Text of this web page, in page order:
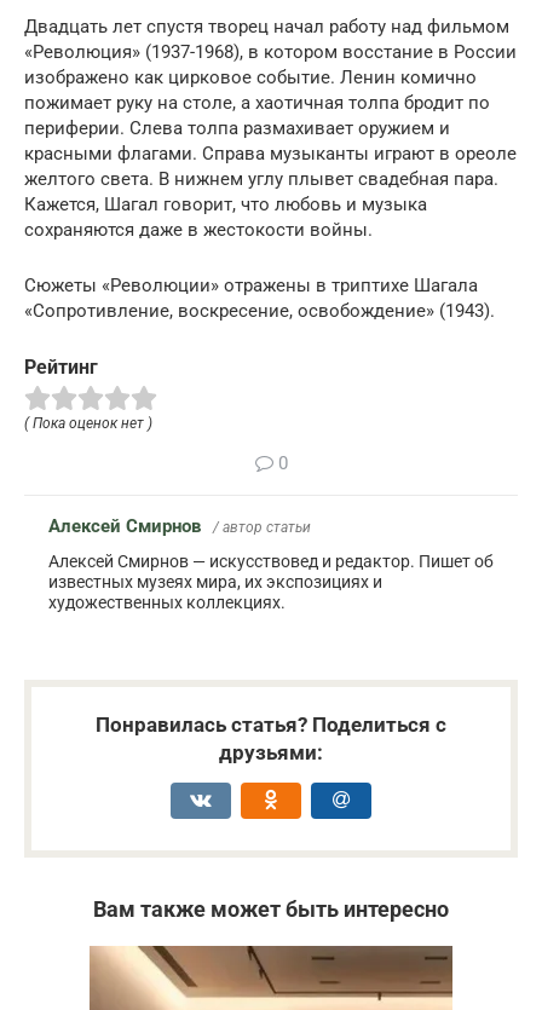
Двадцать лет спустя творец начал работу над фильмом
«Революция» (1937-1968), в котором восстание в России
изображено как цирковое событие. Ленин комично
пожимает руку на столе, а хаотичная толпа бродит по
периферии. Слева толпа размахивает оружием и
красными флагами. Справа музыканты играют в ореоле
желтого света. В нижнем углу плывет свадебная пара.
Кажется, Шагал говорит, что любовь и музыка
сохраняются даже в жестокости войны.
Сюжеты «Революции» отражены в триптихе Шагала
«Сопротивление, воскресение, освобождение» (1943).
Рейтинг
( Пока оценок нет )
0
Алексей Смирнов / автор статьи
Алексей Смирнов — искусствовед и редактор. Пишет об
известных музеях мира, их экспозициях и
художественных коллекциях.
Понравилась статья? Поделиться с
друзьями:
Вам также может быть интересно